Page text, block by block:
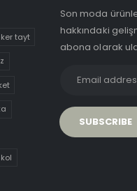
tayt
Son moda
hakkındaki
abona olarak